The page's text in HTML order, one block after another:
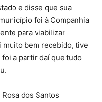
e disse que sua
foi à Companhia
para viabilizar
muito bem recebido, tive
a partir daí que tudo
dos Santos